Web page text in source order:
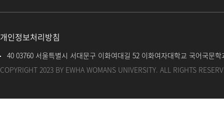
개인정보처리방침
40 03760 서울특별시 서대문구 이화여대길 52 이화여자대학교 국어국문학
COPYRIGHT 2023 BY EWHA WOMANS UNIVERSITY. ALL RIGHTS